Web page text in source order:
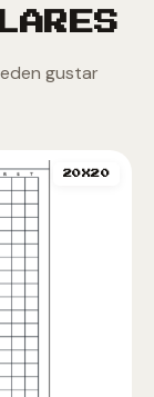
gustar
20X20